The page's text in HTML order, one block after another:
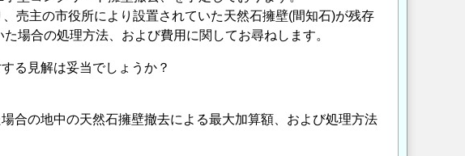
売主の市役所により設置されていた天然石擁壁(間知石)が残存
場合の処理方法、および費用に関してお尋ねします。
る見解は妥当でしょうか？
合の地中の天然石擁壁撤去による最大加算額、および処理方法